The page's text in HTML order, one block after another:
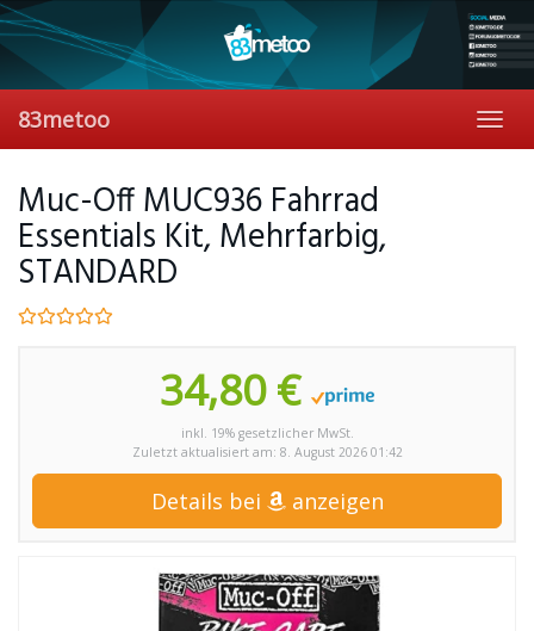
Skip
to
content
83metoo
Muc-Off MUC936 Fahrrad
Essentials Kit, Mehrfarbig,
STANDARD
34,80 €
inkl. 19% gesetzlicher MwSt.
Zuletzt aktualisiert am: 8. August 2026 01:42
Details bei anzeigen